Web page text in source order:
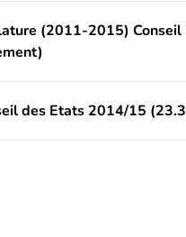
(2011-2015)
des Etats 2014/15